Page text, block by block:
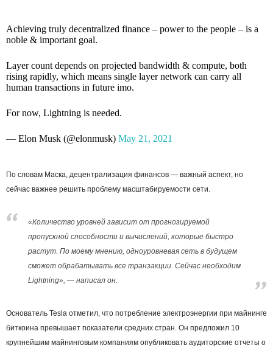
Achieving truly decentralized finance – power to the people – is a
noble & important goal.
Layer count depends on projected bandwidth & compute, both
rising rapidly, which means single layer network can carry all
human transactions in future imo.
For now, Lightning is needed.
— Elon Musk (@elonmusk) May 21, 2021
По словам Маска, децентрализация финансов — важный аспект, но
сейчас важнее решить проблему масштабируемости сети.
«Количество уровней зависит от прогнозируемой
пропускной способности и вычислений, которые быстро
растут. По моему мнению, одноуровневая сеть в будущем
сможет обрабатывать все транзакции. Сейчас необходим
Lightning», — написал он.
Основатель Tesla отметил, что потребление электроэнергии при майнинге
биткоина превышает показатели средних стран. Он предложил 10
крупнейшим майнинговым компаниям опубликовать аудиторские отчеты о